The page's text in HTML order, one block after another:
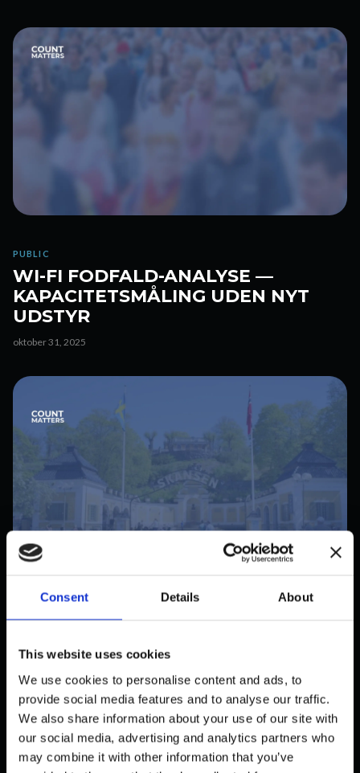
Consent Details About
This website uses cookies
We use cookies to personalise content and ads, to
provide social media features and to analyse our traffic.
We also share information about your use of our site with
our social media, advertising and analytics partners who
may combine it with other information that you’ve
PUBLIC
WI-FI FODFALD-ANALYSE —
KAPACITETSMÅLING UDEN NYT
UDSTYR
oktober 31, 2025
PUBLIC
SKANSENS BESØGSFLOW I
REALTID — EN KAPACITETSMÅLING
LØSNING